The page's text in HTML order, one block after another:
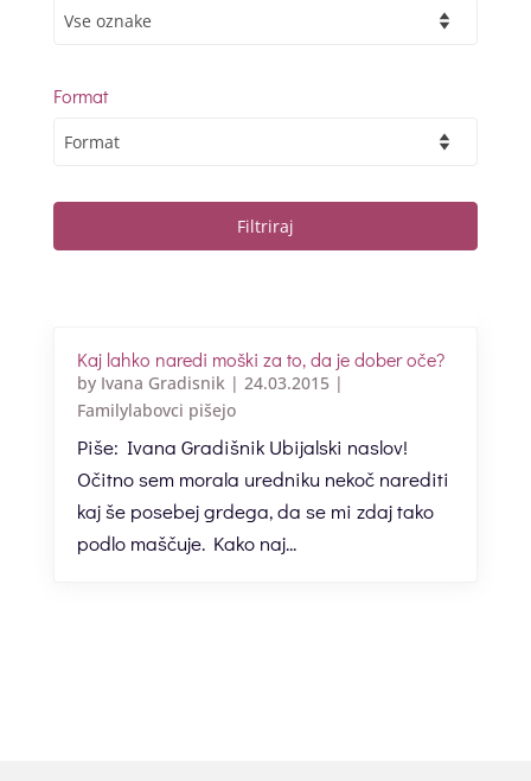
Format
Kaj lahko naredi moški za to, da je dober oče?
by Ivana Gradisnik| 24.03.2015|
Familylabovci pišejo
Piše: Ivana Gradišnik Ubijalski naslov!
Očitno sem morala uredniku nekoč narediti
kaj še posebej grdega, da se mi zdaj tako
podlo maščuje. Kako naj...